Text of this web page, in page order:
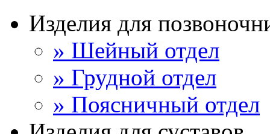
Изделия для
» Шейный отдел
» Грудной отдел
» Поясничный отдел